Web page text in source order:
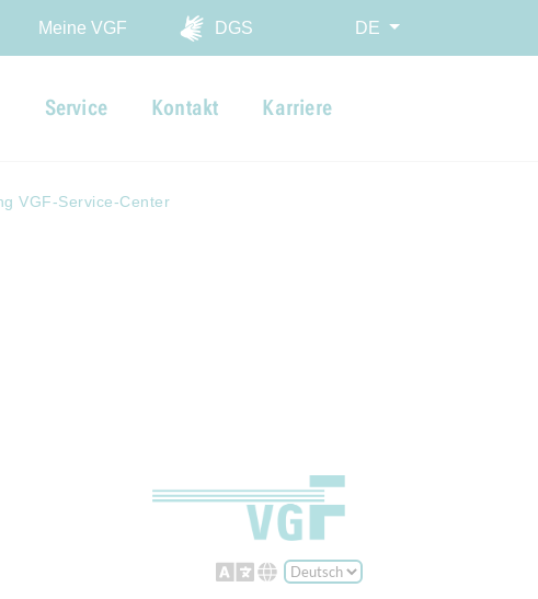
Meine VGF DGS DE
Service Kontakt Karriere
VGF-Service-Center